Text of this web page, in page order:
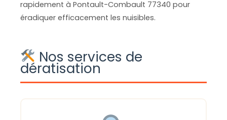
rapidement à Pontault-Combault 77340 pour
éradiquer efficacement les nuisibles.
Nos services de
dératisation